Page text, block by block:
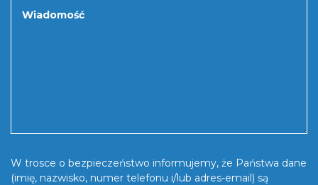
W trosce o bezpieczeństwo informujemy, że Państwa dane
(imię, nazwisko, numer telefonu i/lub adres-email) są